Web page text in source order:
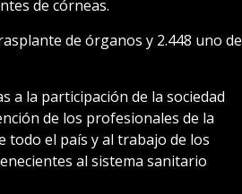
de córneas.
de órganos y 2.448 uno de
a la participación de la sociedad
de los profesionales de la
todo el país y al trabajo de los
al sistema sanitario